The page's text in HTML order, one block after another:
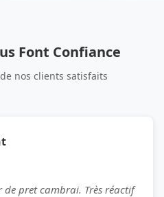
Font Confiance
nos clients satisfaits
de pret cambrai. Très réactif